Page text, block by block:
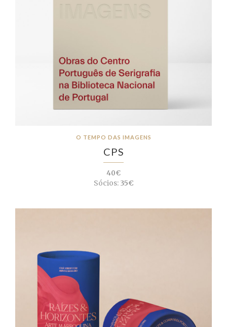
O TEMPO DAS IMAGENS
CPS
40€
Sócios:35€